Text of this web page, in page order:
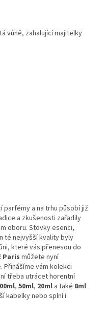
vůně, zahalující majitelky
parfémy a na trhu působí již
a zkušenosti zařadily
oboru. Stovky esenci,
té nejvyšší kvality byly
které vás přenesou do
Paris můžete nyní
Přinášíme vám kolekci
třeba utrácet horentní
, 50ml, 20ml a také 8ml
kabelky nebo splní i